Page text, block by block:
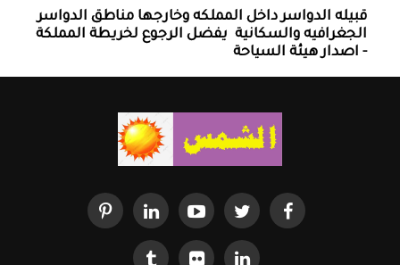
قبيله الدواسر داخل المملكه وخارجها ‏مناطق الدواسر
الجغرافيه والسكانية ‏ يفضل الرجوع لخريطة المملكة
- اصدار هيئة السياحة